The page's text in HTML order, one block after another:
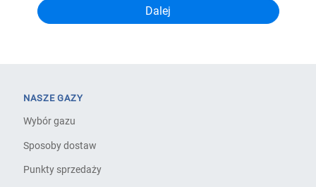
NASZE GAZY
Wybór gazu
Sposoby dostaw
Punkty sprzedaży